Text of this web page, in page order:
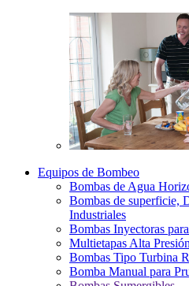
Equipos de Bombeo
Bombas de Agua
Bombas de superficie,
Industriales
Bombas Inyectoras
Multietapas Alta
Bombas Tipo Turbina
Bomba Manual para